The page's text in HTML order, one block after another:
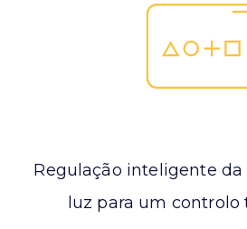
Regulação inteligente
luz para um